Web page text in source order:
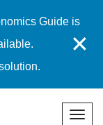
Guide is
✕